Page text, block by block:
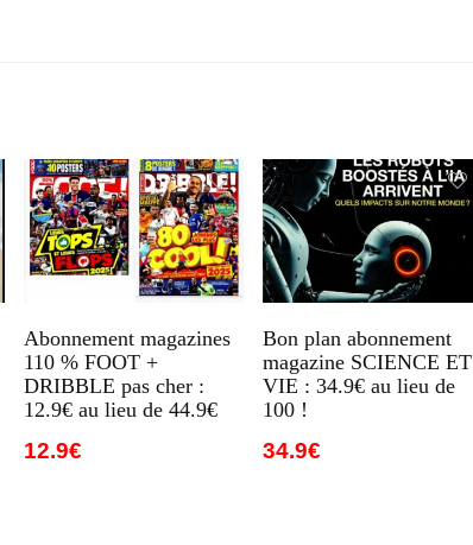
Abonnement magazines
110 % FOOT +
DRIBBLE pas cher :
12.9€ au lieu de 44.9€
12.9€
Bon plan abonnement
magazine SCIENCE ET
VIE : 34.9€ au lieu de
100 !
34.9€